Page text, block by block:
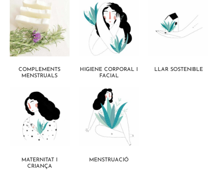
COMPLEMENTS
MENSTRUALS
HIGIENE CORPORAL I
FACIAL
LLAR SOSTENIBLE
MATERNITAT I
CRIANÇA
MENSTRUACIÓ